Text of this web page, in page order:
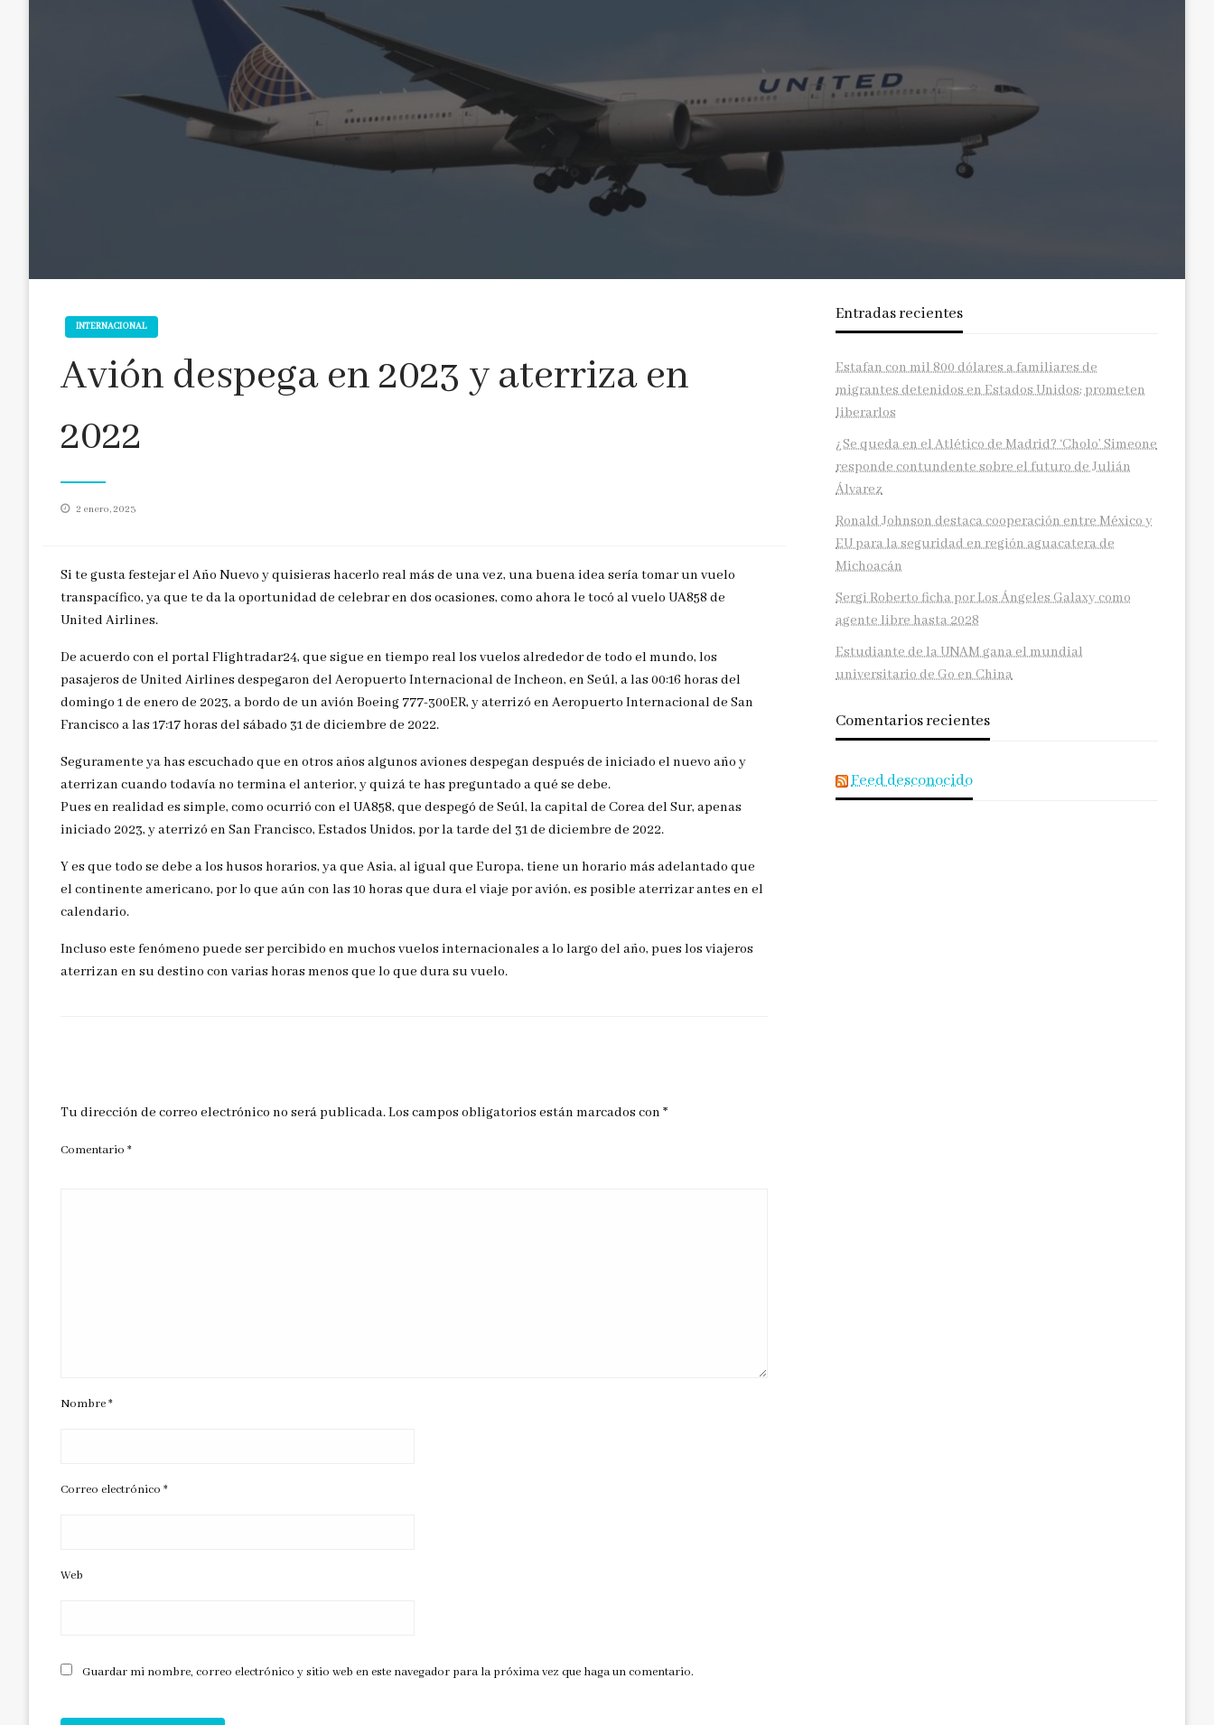
INTERNACIONAL
Avión despega en 2023 y aterriza en
2022
Publicado
2 enero, 2023
Si te gusta festejar el Año Nuevo y quisieras hacerlo real más de una vez, una buena idea sería tomar un vuelo
transpacífico, ya que te da la oportunidad de celebrar en dos ocasiones, como ahora le tocó al vuelo UA858 de
United Airlines.
De acuerdo con el portal Flightradar24, que sigue en tiempo real los vuelos alrededor de todo el mundo, los
pasajeros de United Airlines despegaron del Aeropuerto Internacional de Incheon, en Seúl, a las 00:16 horas del
domingo 1 de enero de 2023, a bordo de un avión Boeing 777-300ER, y aterrizó en Aeropuerto Internacional de San
Francisco a las 17:17 horas del sábado 31 de diciembre de 2022.
Seguramente ya has escuchado que en otros años algunos aviones despegan después de iniciado el nuevo año y
aterrizan cuando todavía no termina el anterior, y quizá te has preguntado a qué se debe.
Pues en realidad es simple, como ocurrió con el UA858, que despegó de Seúl, la capital de Corea del Sur, apenas
iniciado 2023, y aterrizó en San Francisco, Estados Unidos, por la tarde del 31 de diciembre de 2022.
Y es que todo se debe a los husos horarios, ya que Asia, al igual que Europa, tiene un horario más adelantado que
el continente americano, por lo que aún con las 10 horas que dura el viaje por avión, es posible aterrizar antes en el
calendario.
Incluso este fenómeno puede ser percibido en muchos vuelos internacionales a lo largo del año, pues los viajeros
aterrizan en su destino con varias horas menos que lo que dura su vuelo.
Tu dirección de correo electrónico no será publicada.Los campos obligatorios están marcados con *
Comentario *
Nombre*
Correo electrónico *
Web
Guardar mi nombre, correo electrónico y sitio web en este navegador para la próxima vez que haga un comentario.
Entradas recientes
Estafan con mil 800 dólares a familiares de
migrantes detenidos en Estados Unidos; prometen
liberarlos
¿Se queda en el Atlético de Madrid? ‘Cholo’ Simeone
responde contundente sobre el futuro de Julián
Álvarez
Ronald Johnson destaca cooperación entre México y
EU para la seguridad en región aguacatera de
Michoacán
Sergi Roberto ficha por Los Ángeles Galaxy como
agente libre hasta 2028
Estudiante de la UNAM gana el mundial
universitario de Go en China
Comentarios recientes
Feed desconocido